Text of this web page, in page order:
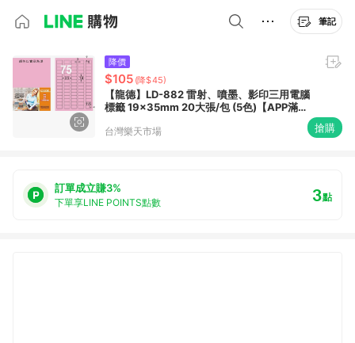
筆記
降價
$105 (降$45)
【龍德】LD-882 雷射、噴墨、影印三用電腦
標籤 19x35mm 20大張/包 (5色)【APP滿額
止
台灣樂天市場 搶購
訂單成立賺3%
下單享LINE POINTS點數 3點